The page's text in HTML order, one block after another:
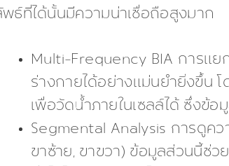
ธ์ที่ได้นั้นมีความน่าเชื่อถือสูงมาก
Multi-Frequency BIA การแย
ร่างกายได้อย่างแม่นยำยิ่งขึ้น
เพื่อวัดน้ำภายในเซลล์ได้ ซึ่งข้อ
Segmental Analysis การดูค
ขาซ้าย, ขาขวา) ข้อมูลส่วนนี้ช่ว